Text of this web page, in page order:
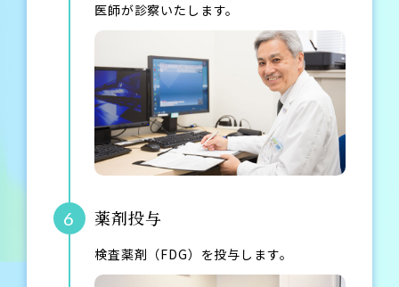
医師が診察いたします。
6 薬剤投与
検査薬剤（FDG）を投与します。